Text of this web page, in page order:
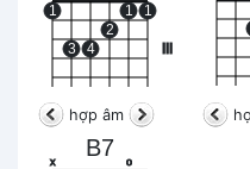
III
1
3 4
2
1 1
hợp âm
B7
x o